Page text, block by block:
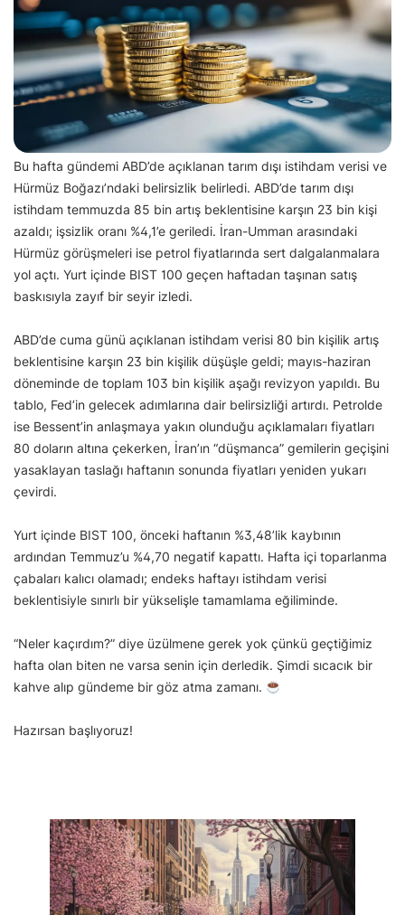
Bu hafta gündemi ABD’de açıklanan tarım dışı istihdam verisi ve
Hürmüz Boğazı’ndaki belirsizlik belirledi. ABD’de tarım dışı
istihdam temmuzda 85 bin artış beklentisine karşın 23 bin kişi
azaldı; işsizlik oranı %4,1’e geriledi. İran-Umman arasındaki
Hürmüz görüşmeleri ise petrol fiyatlarında sert dalgalanmalara
yol açtı. Yurt içinde BIST 100 geçen haftadan taşınan satış
baskısıyla zayıf bir seyir izledi.
ABD’de cuma günü açıklanan istihdam verisi 80 bin kişilik artış
beklentisine karşın 23 bin kişilik düşüşle geldi; mayıs-haziran
döneminde de toplam 103 bin kişilik aşağı revizyon yapıldı. Bu
tablo, Fed’in gelecek adımlarına dair belirsizliği artırdı. Petrolde
ise Bessent’in anlaşmaya yakın olunduğu açıklamaları fiyatları
80 doların altına çekerken, İran’ın “düşmanca” gemilerin geçişini
yasaklayan taslağı haftanın sonunda fiyatları yeniden yukarı
çevirdi.
Yurt içinde BIST 100, önceki haftanın %3,48’lik kaybının
ardından Temmuz’u %4,70 negatif kapattı. Hafta içi toparlanma
çabaları kalıcı olamadı; endeks haftayı istihdam verisi
beklentisiyle sınırlı bir yükselişle tamamlama eğiliminde.
“Neler kaçırdım?” diye üzülmene gerek yok çünkü geçtiğimiz
hafta olan biten ne varsa senin için derledik. Şimdi sıcacık bir
kahve alıp gündeme bir göz atma zamanı.
Hazırsan başlıyoruz!